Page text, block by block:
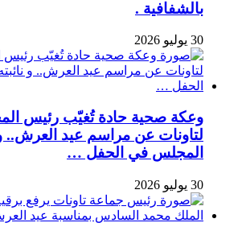
بالشفافية .
30 يوليو 2026
وعكة صحية حادة تُغيّب رئيس
لتاونات عن مراسم عيد العرش.. و
المجلس في الحفل …
30 يوليو 2026